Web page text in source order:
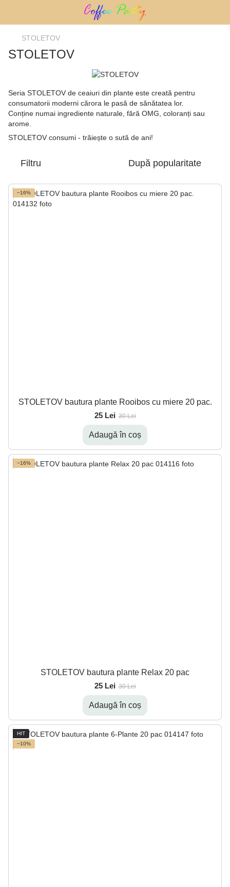
STOLETOV
STOLETOV
Seria STOLETOV de ceaiuri din plante este creată pentru
consumatorii moderni cărora le pasă de sănătatea lor.
Conține numai ingrediente naturale, fără OMG, coloranți sau
arome.
STOLETOV consumi - trăiește o sută de ani!
Filtru După popularitate
−16%
STOLETOV bautura plante Rooibos cu miere 20 pac.
25 Lei 30 Lei
Adaugă în coș
−16%
STOLETOV bautura plante Relax 20 pac
25 Lei 30 Lei
Adaugă în coș
HIT
−10%